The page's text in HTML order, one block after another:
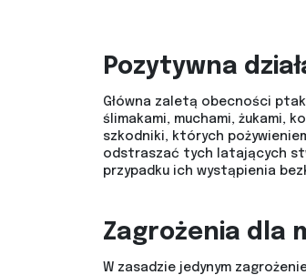
Pozytywna
Główna zaletą obecności
ślimakami, muchami, żukami,
szkodniki, których
odstraszać tych latających
przypadku ich wystąpienia
Zagrożenia dla
W zasadzie jedynym